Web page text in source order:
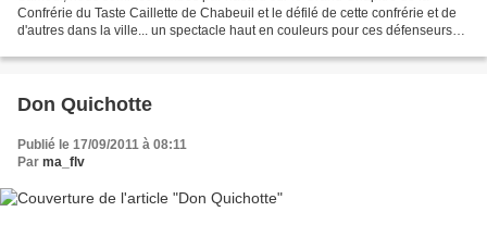
Confrérie du Taste Caillette de Chabeuil et le défilé de cette confrérie et de
d'autres dans la ville... un spectacle haut en couleurs pour ces défenseurs
Don Quichotte
Publié le 17/09/2011 à 08:11
Par ma_flv